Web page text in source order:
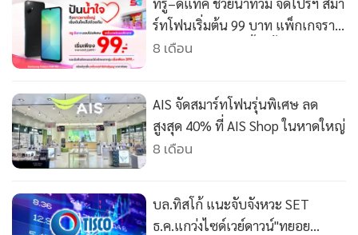
ผู้จัดกวน
Good health & Well-being
• Green Innovation & SD
• Management & HR
• MGR Live
• Infographic
• การเมือง
• ท่องเที่ยว
• กีฬา
ร์ทโฟนเริ่มต้น 99 บาท แพ็กเกจราย
เดือนลด 50% วันนี้ถึงสิ้นปี 68
8 เดือน
AIS จัดสมาร์ทโฟนรุ่นพิเศษ ลด
สูงสุด 40% ที่ AIS Shop ในหาดใหญ่
8 เดือน
บล.ทิสโก้ แนะจับจังหวะ SET
ธ.ค.แกว่งไซด์เวย์ดาวน์"ทยอย